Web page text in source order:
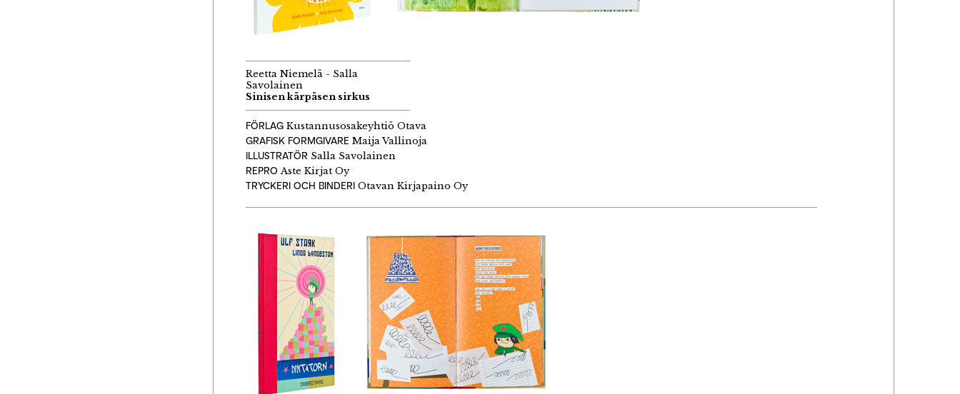
Reetta Niemelä - Salla
Savolainen
Sinisen kärpäsen sirkus
FÖRLAG Kustannusosakeyhtiö Otava
GRAFISK FORMGIVARE Maija Vallinoja
ILLUSTRATÖR Salla Savolainen
REPRO Aste Kirjat Oy
TRYCKERI OCH BINDERI Otavan Kirjapaino Oy